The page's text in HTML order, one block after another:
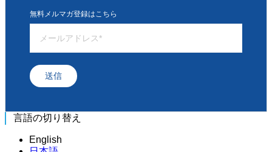
無料メルマガ登録はこちら
送信
言語の切り替え
English